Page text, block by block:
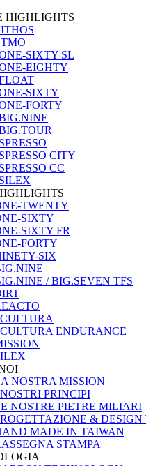
HIGHLIGHTS
SIXTY SL
EIGHTY
SIXTY
FORTY
CITY
CC
TWENTY
SIXTY
SIXTY FR
FORTY
SIX
/ BIG.SEVEN TFS
ENDURANCE
NOSTRA MISSION
PRINCIPI
NOSTRE PIETRE MILIARI
& DESIGN
MADE IN TAIWAN
STAMPA